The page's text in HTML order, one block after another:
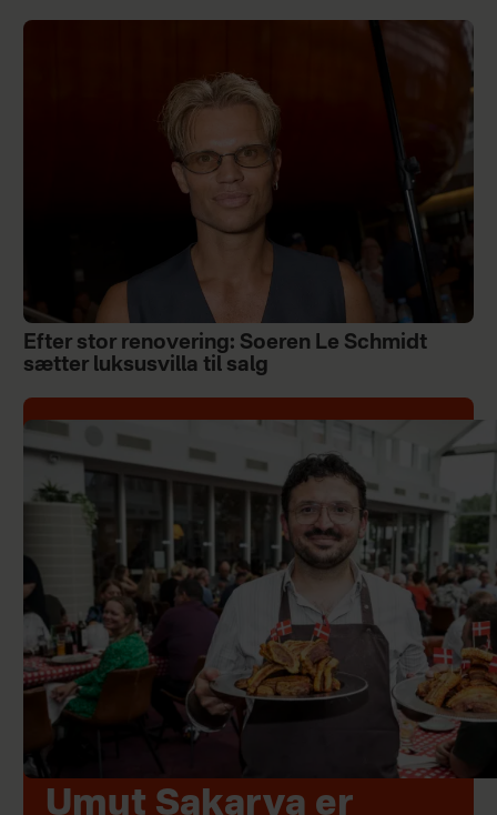
Efter stor renovering: Soeren Le Schmidt
sætter luksusvilla til salg
Umut Sakarya er